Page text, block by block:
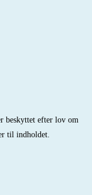
beskyttet efter lov om
til indholdet.